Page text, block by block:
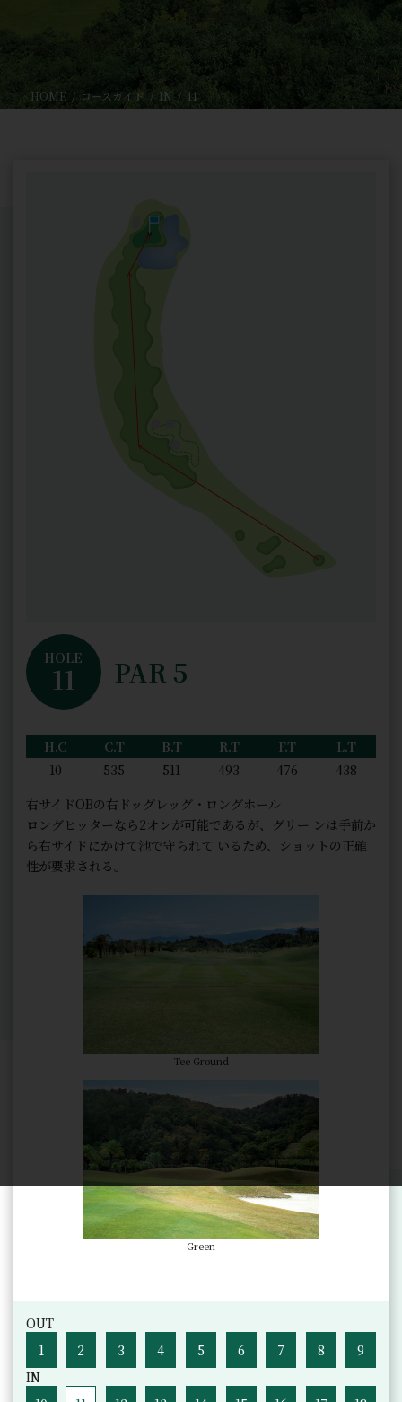
HOME コースガイド IN 11
HOLE
11 PAR 5
H.C C.T B.T R.T F.T
L.T
10
535 511 493 476
438
右サイドOBの右ドッグレッグ・ロングホール
ロングヒッターなら2オンが可能であるが、グリー ンは手前か
ら右サイドにかけて池で守られて いるため、ショットの正確
性が要求される。
Tee Ground
Green
OUT
1
2 3 4 5 6 7 8
9
IN